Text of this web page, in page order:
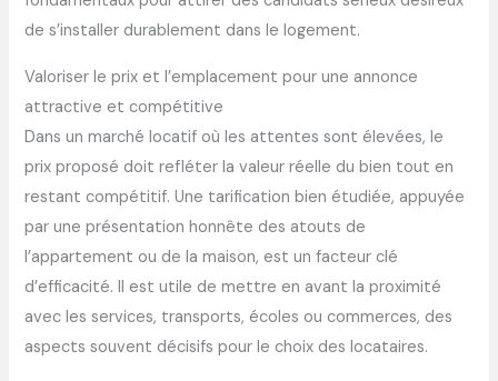
de s’installer durablement dans le logement.
Valoriser le prix et l’emplacement pour une annonce
attractive et compétitive
Dans un marché locatif où les attentes sont élevées, le
prix proposé doit refléter la valeur réelle du bien tout en
restant compétitif. Une tarification bien étudiée, appuyée
par une présentation honnête des atouts de
l’appartement ou de la maison, est un facteur clé
d’efficacité. Il est utile de mettre en avant la proximité
avec les services, transports, écoles ou commerces, des
aspects souvent décisifs pour le choix des locataires.